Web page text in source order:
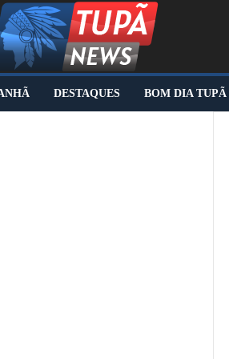
DESTAQUES BOM DIA TUPÃ